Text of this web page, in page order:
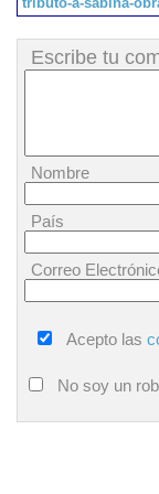
Escribe tu
Nombre
País
Correo
Acepto las
No soy un